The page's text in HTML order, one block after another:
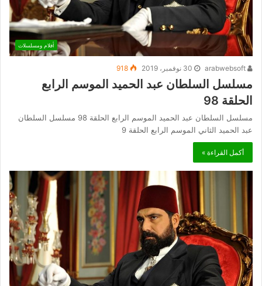
أفلام ومسلسلات
30 نوفمبر، 2019 918
مسلسل السلطان عبد الحميد الموسم الرابع
الحلقة 98
مسلسل السلطان عبد الحميد الموسم الرابع الحلقة 98 مسلسل السلطان
عبد الحميد الثاني الموسم الرابع الحلقة 9
أكمل القراءة »